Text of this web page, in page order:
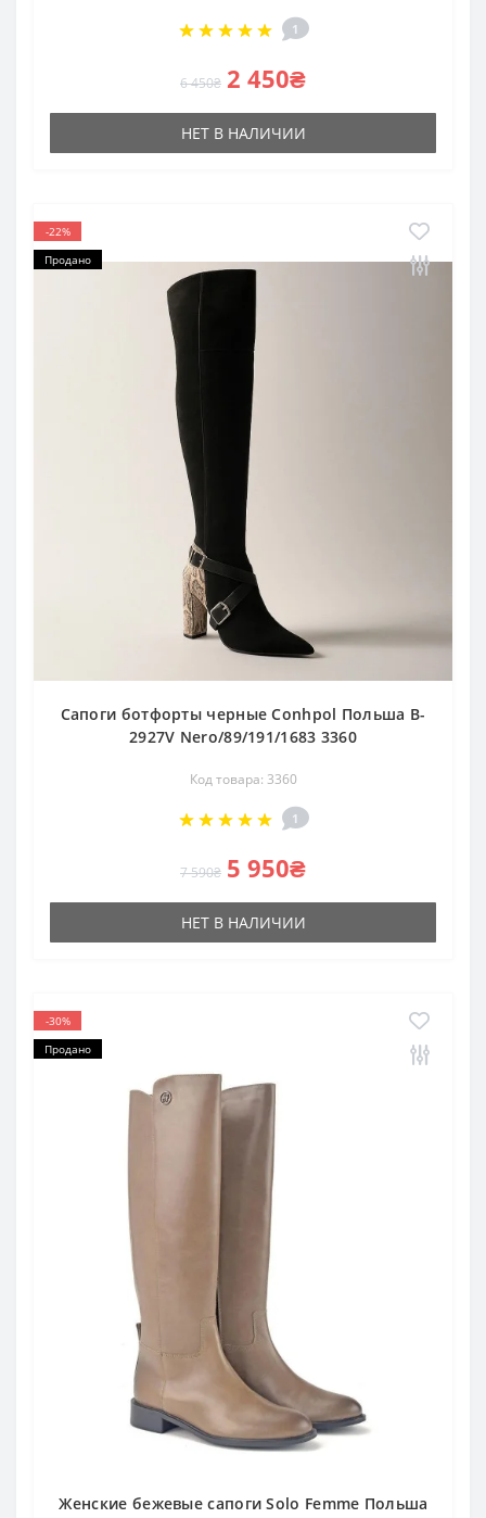
1
6 450₴ 2 450₴
НЕТ В НАЛИЧИИ
-22%
Продано
Сапоги ботфорты черные Conhpol Польша B-
2927V Nero/89/191/1683 3360
Код товара: 3360
1
7 590₴ 5 950₴
НЕТ В НАЛИЧИИ
-30%
Продано
Женские бежевые сапоги Solo Femme Польша